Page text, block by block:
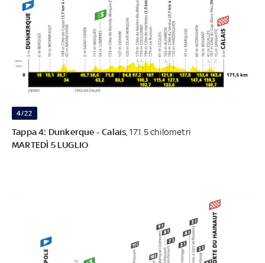
4/22
Tappa 4: Dunkerque - Calais , 171.5 chilometri
MARTEDÌ 5 LUGLIO